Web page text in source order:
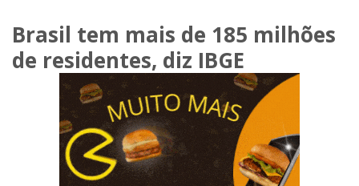
Brasil tem mais de 185 milhões
de residentes, diz IBGE